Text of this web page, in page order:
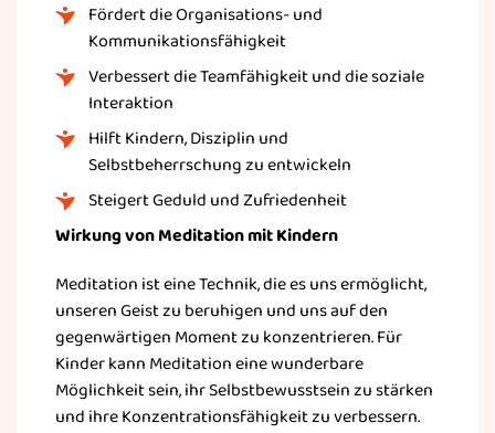
Fördert die Organisations- und
Kommunikationsfähigkeit
Verbessert die Teamfähigkeit und die soziale
Interaktion
Hilft Kindern, Disziplin und
Selbstbeherrschung zu entwickeln
Steigert Geduld und Zufriedenheit
Wirkung von Meditation mit Kindern
Meditation ist eine Technik, die es uns ermöglicht,
unseren Geist zu beruhigen und uns auf den
gegenwärtigen Moment zu konzentrieren. Für
Kinder kann Meditation eine wunderbare
Möglichkeit sein, ihr Selbstbewusstsein zu stärken
und ihre Konzentrationsfähigkeit zu verbessern.